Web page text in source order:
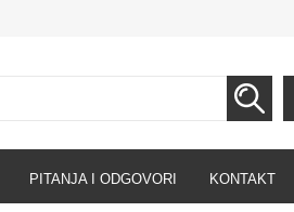
PITANJA I ODGOVORI KONTAKT